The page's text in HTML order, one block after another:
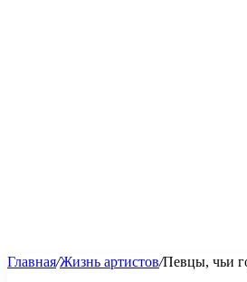
Главная/Жизнь артистов/Певцы, чьи